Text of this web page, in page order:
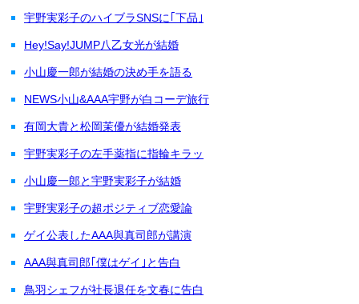
宇野実彩子のハイブラSNSに｢下品｣
Hey!Say!JUMP八乙女光が結婚
小山慶一郎が結婚の決め手を語る
NEWS小山&AAA宇野が白コーデ旅行
有岡大貴と松岡茉優が結婚発表
宇野実彩子の左手薬指に指輪キラッ
小山慶一郎と宇野実彩子が結婚
宇野実彩子の超ポジティブ恋愛論
ゲイ公表したAAA與真司郎が講演
AAA與真司郎｢僕はゲイ｣と告白
鳥羽シェフが社長退任を文春に告白